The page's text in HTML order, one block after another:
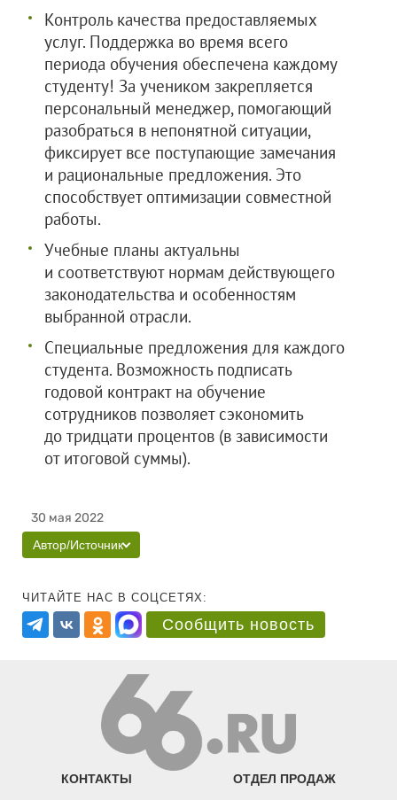
Контроль качества предоставляемых
услуг. Поддержка во время всего
периода обучения обеспечена каждому
студенту! За учеником закрепляется
персональный менеджер, помогающий
разобраться в непонятной ситуации,
фиксирует все поступающие замечания
и рациональные предложения. Это
способствует оптимизации совместной
работы.
Учебные планы актуальны
и соответствуют нормам действующего
законодательства и особенностям
выбранной отрасли.
Специальные предложения для каждого
студента. Возможность подписать
годовой контракт на обучение
сотрудников позволяет сэкономить
до тридцати процентов (в зависимости
от итоговой суммы).
30 мая 2022
Автор/Источник
ЧИТАЙТЕ НАС В СОЦСЕТЯХ:
Сообщить новость
КОНТАКТЫ ОТДЕЛ ПРОДАЖ